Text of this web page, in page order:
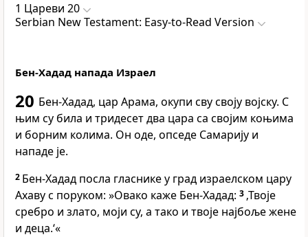
1 Цареви 20
Serbian New Testament: Easy-to-Read Version
Бен-Хадад напада Израел
20 Бен-Хадад, цар Арама, окупи сву своју војску. С
њим су била и тридесет два цара са својим коњима
и борним колима. Он оде, опседе Самарију и
нападе је.
2 Бен-Хадад посла гласнике у град израелском цару
Ахаву с поруком: »Овако каже Бен-Хадад: 3 ‚Твоје
сребро и злато, моји су, а тако и твоје најбоље жене
и деца.‘«